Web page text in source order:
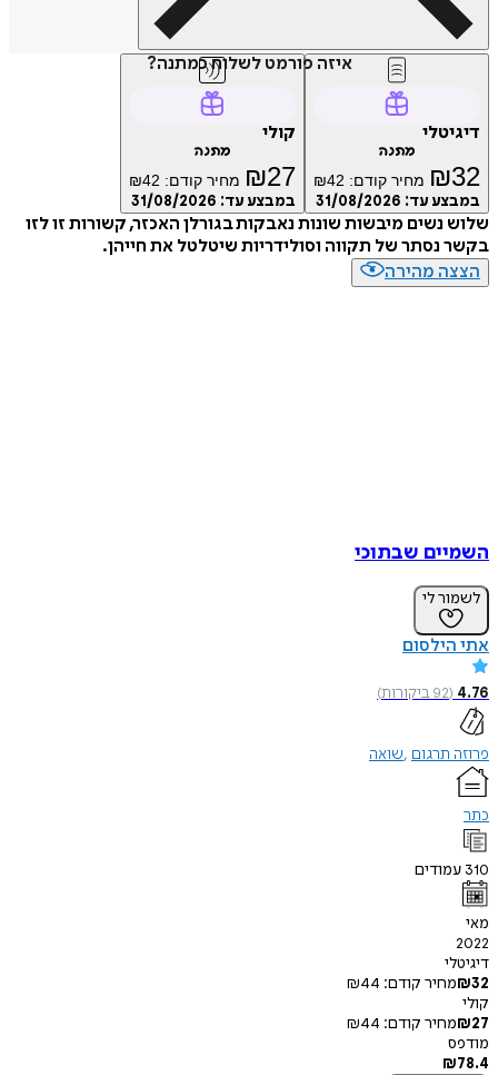
איזה פורמט לשלוח כמתנה?
דיגיטלי
מתנה
₪32 מחיר קודם: ₪42
במבצע עד: 31/08/2026
קולי
מתנה
₪27 מחיר קודם: ₪42
במבצע עד: 31/08/2026
שלוש נשים מיבשות שונות נאבקות בגורלן האכזר, קשורות זו לזו
בקשר נסתר של תקווה וסולידריות שיטלטל את חייהן.
הצצה מהירה
השמיים שבתוכי
לשמור לי
אתי הילסום
4.76
(
92ביקורות)
פרוזה תרגום שואה
כתר
310 עמודים
מאי
2022
דיגיטלי
₪32 מחיר קודם: ₪44
קולי
₪27 מחיר קודם: ₪44
מודפס
₪78.4